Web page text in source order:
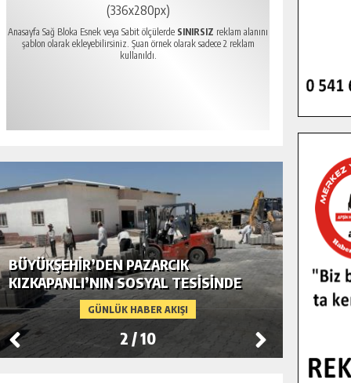
(336x280px)
Anasayfa Sağ Bloka Esnek veya Sabit ölçülerde SINIRSIZ reklam alanını
şablon olarak ekleyebilirsiniz. Şuan örnek olarak sadece 2 reklam
kullanıldı.
GÜNLÜK HABER AKIŞI
BÜYÜKŞEHIR’DEN PAZARCIK
KIZKAPANLI’NIN SOSYAL TESISINDE
ÇEVRE DÜZENLEMESI.
2 /10